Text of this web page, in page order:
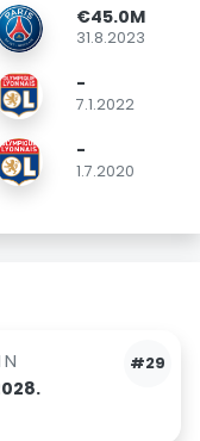
€45.0M
31.8.2023
-
7.1.2022
-
1.7.2020
#29